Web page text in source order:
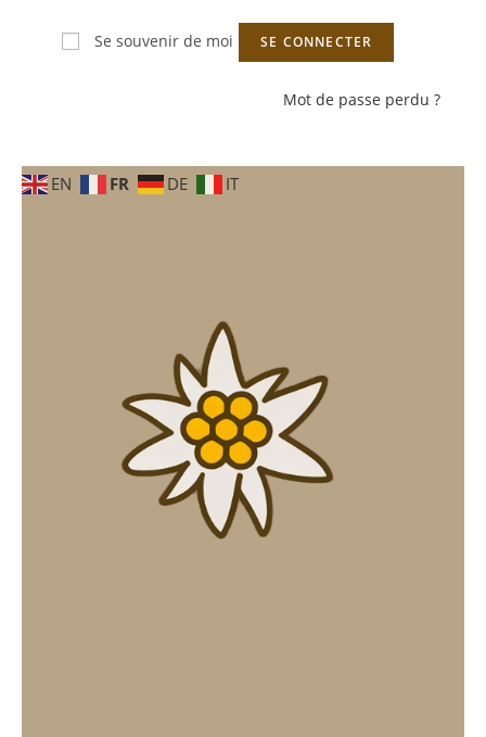
Se souvenir de moi SE CONNECTER
Mot de passe perdu ?
EN FR DE IT